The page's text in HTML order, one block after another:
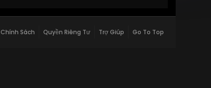
Chính Sách Quyền Riêng Tư Trợ Giúp Go To Top